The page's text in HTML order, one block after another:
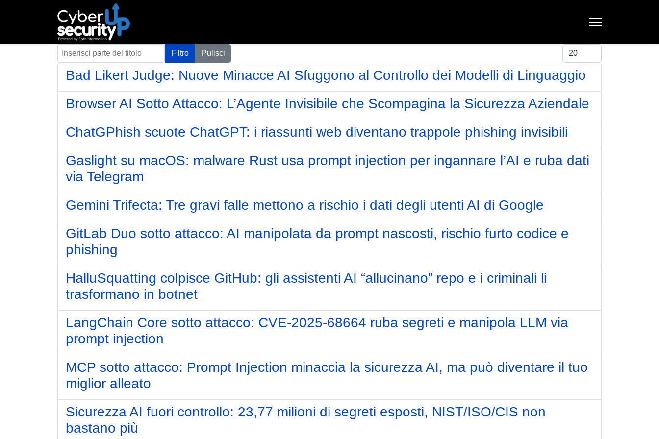
Inserisci parte del titolo Filtro Pulisci Visualizza #
Bad Likert Judge: Nuove Minacce AI Sfuggono al Controllo dei Modelli di Linguaggio
Browser AI Sotto Attacco: L’Agente Invisibile che Scompagina la Sicurezza Aziendale
ChatGPhish scuote ChatGPT: i riassunti web diventano trappole phishing invisibili
Gaslight su macOS: malware Rust usa prompt injection per ingannare l’AI e ruba dati
via Telegram
Gemini Trifecta: Tre gravi falle mettono a rischio i dati degli utenti AI di Google
GitLab Duo sotto attacco: AI manipolata da prompt nascosti, rischio furto codice e
phishing
HalluSquatting colpisce GitHub: gli assistenti AI “allucinano” repo e i criminali li
trasformano in botnet
LangChain Core sotto attacco: CVE-2025-68664 ruba segreti e manipola LLM via
prompt injection
MCP sotto attacco: Prompt Injection minaccia la sicurezza AI, ma può diventare il tuo
miglior alleato
Sicurezza AI fuori controllo: 23,77 milioni di segreti esposti, NIST/ISO/CIS non
bastano più